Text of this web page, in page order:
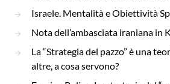
Israele. Mentalità e Obiettività
Nota dell’ambasciata iraniana in
La “Strategia del pazzo” è una
altre, a cosa servono?